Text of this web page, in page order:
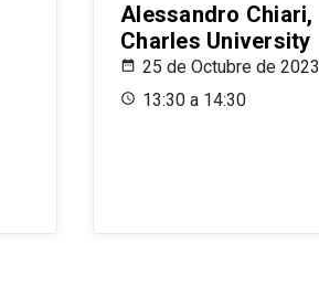
Alessandro Chiari,
Charles University
25 de Octubre de 2023
13:30 a 14:30